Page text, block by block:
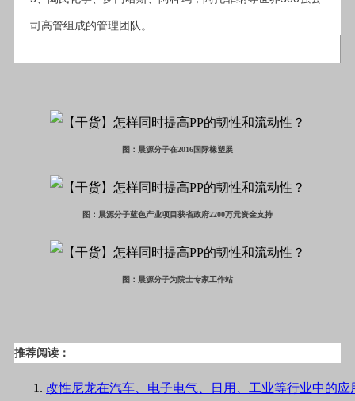
司高管组成的管理团队。
图：晨源分子在2016国际橡塑展
图：晨源分子蓝色产业项目获省政府2200万元资金支持
图：晨源分子为院士专家工作站
推荐阅读：
改性尼龙在汽车、电子电气、日用、工业等行业中的应